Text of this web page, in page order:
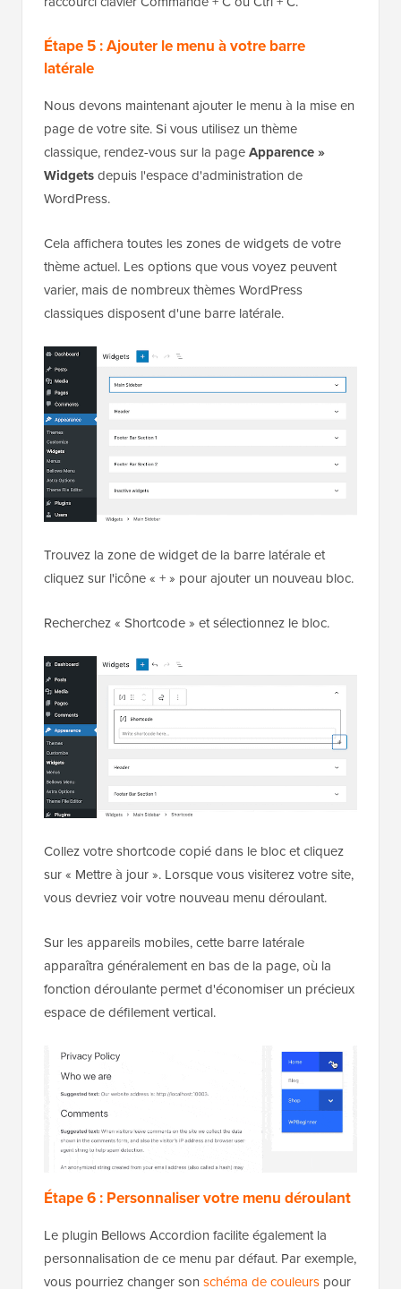
Étape 5 : Ajouter le menu à votre barre
latérale
Nous devons maintenant ajouter le menu à la mise en
page de votre site. Si vous utilisez un thème
classique, rendez-vous sur la pageApparence »
Widgetsdepuis l'espace d'administration de
WordPress.
Cela affichera toutes les zones de widgets de votre
thème actuel. Les options que vous voyez peuvent
varier, mais de nombreux thèmes WordPress
classiques disposent d'une barre latérale.
Trouvez la zone de widget de la barre latérale et
cliquez sur l'icône « + » pour ajouter un nouveau bloc.
Recherchez « Shortcode » et sélectionnez le bloc.
Collez votre shortcode copié dans le bloc et cliquez
sur « Mettre à jour ». Lorsque vous visiterez votre site,
vous devriez voir votre nouveau menu déroulant.
Sur les appareils mobiles, cette barre latérale
apparaîtra généralement en bas de la page, où la
fonction déroulante permet d'économiser un précieux
espace de défilement vertical.
Étape 6 : Personnaliser votre menu déroulant
Le plugin Bellows Accordion facilite également la
personnalisation de ce menu par défaut. Par exemple,
vous pourriez changer son schéma de couleurs pour